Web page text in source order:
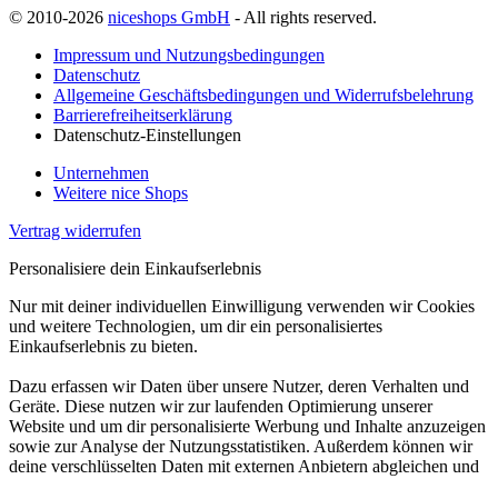
© 2010-2026 niceshops GmbH - All rights reserved.
Impressum und Nutzungsbedingungen
Datenschutz
Allgemeine Geschäftsbedingungen und Widerrufsbelehrung
Barrierefreiheitserklärung
Datenschutz-Einstellungen
Unternehmen
Weitere nice Shops
Vertrag widerrufen
Personalisiere dein Einkaufserlebnis
Nur mit deiner individuellen Einwilligung verwenden wir Cookies
und weitere Technologien, um dir ein personalisiertes
Einkaufserlebnis zu bieten.
Dazu erfassen wir Daten über unsere Nutzer, deren Verhalten und
Geräte. Diese nutzen wir zur laufenden Optimierung unserer
Website und um dir personalisierte Werbung und Inhalte anzuzeigen
sowie zur Analyse der Nutzungsstatistiken. Außerdem können wir
deine verschlüsselten Daten mit externen Anbietern abgleichen und